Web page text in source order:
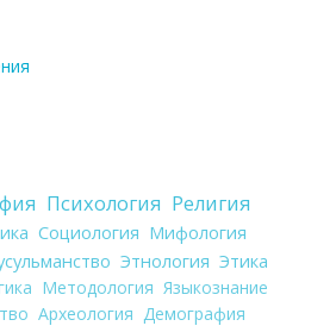
Психология Религия
Социология Мифология
Этнология Этика
Методология Языкознание
Археология Демография